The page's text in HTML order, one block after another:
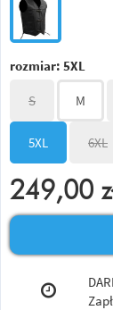
rozmiar: 5XL
S M
5XL 6XL
249,00